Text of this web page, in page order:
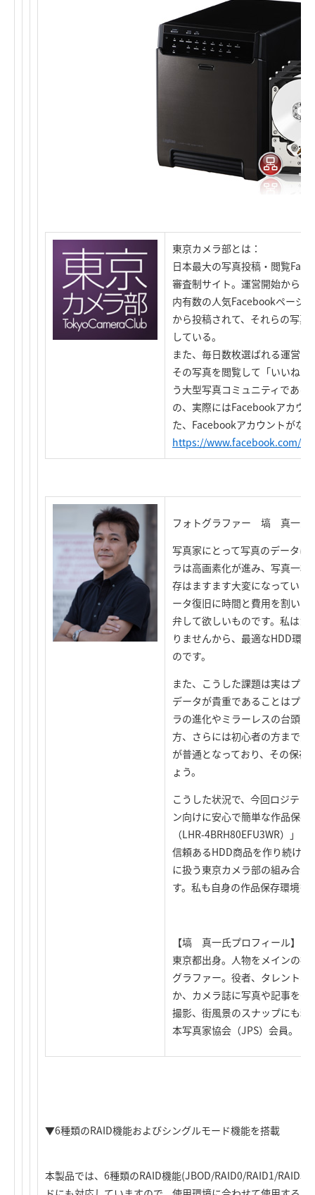
東京カメラ部とは：
日本最大の写真投稿・閲覧
審査制サイト。運営開始から1
内有数の人気Facebookページ
から投稿されて、それらの写
している。
また、毎日数枚選ばれる運営
その写真を閲覧して「いいね
う大型写真コミュニティであ
の、実際にはFacebookアカウ
た、Facebookアカウントがな
https://www.facebook.com/
フォトグラファー 塙 真一氏
写真家にとって写真のデータは
ラは高画素化が進み、写真一
存はますます大変になっていま
ータ復旧に時間と費用を割い
弁して欲しいものです。私はカ
りませんから、最適なHDD環
のです。
また、こうした課題は実はプ
データが貴重であることはプ
ラの進化やミラーレスの台頭
方、さらには初心者の方まで
が普通となっており、その保
ょう。
こうした状況で、今回ロジテ
ン向けに安心で簡単な作品保
（LHR-4BRH80EFU3WR）」
信頼あるHDD商品を作り続け
に扱う東京カメラ部の組み合
す。私も自身の作品保存環境
【塙 真一氏プロフィール】
東京都出身。人物をメインの
グラファー。役者、タレント
か、カメラ誌に写真や記事を
撮影、街風景のスナップにも
本写真家協会（JPS）会員。
▼6種類のRAID機能およびシングルモード機能を搭載
本製品では、6種類のRAID機能(JBOD/RAID0/RAID1/